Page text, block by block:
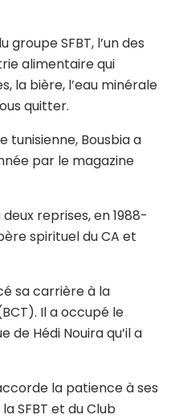
groupe SFBT, l’un des
alimentaire qui
la bière, l’eau minérale
quitter.
tunisienne, Bousbia a
par le magazine
reprises,en 1988-
spirituel du CA et
sa carrière à la
Il a occupé le
de Hédi Nouira qu’il a
la patience à ses
SFBT et du Club